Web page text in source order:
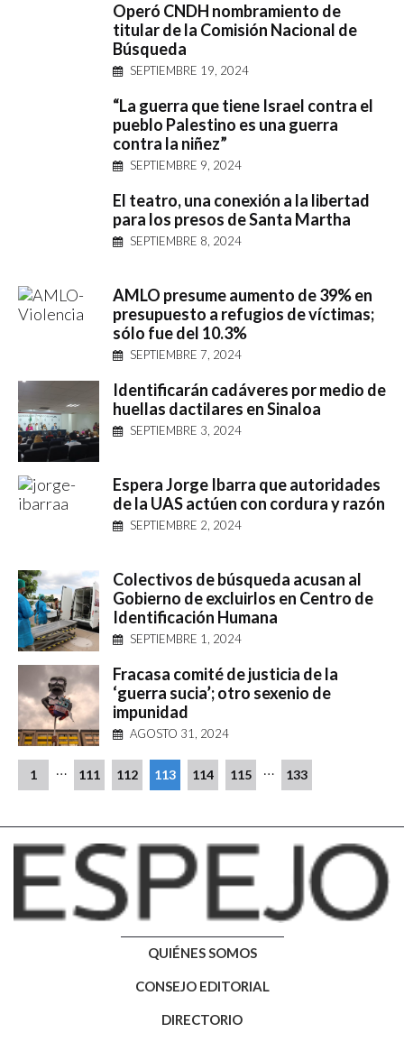
Operó CNDH nombramiento de
titular de la Comisión Nacional de
Búsqueda
SEPTIEMBRE 19, 2024
“La guerra que tiene Israel contra el
pueblo Palestino es una guerra
contra la niñez”
SEPTIEMBRE 9, 2024
El teatro, una conexión a la libertad
para los presos de Santa Martha
SEPTIEMBRE 8, 2024
AMLO presume aumento de 39% en
presupuesto a refugios de víctimas;
sólo fue del 10.3%
SEPTIEMBRE 7, 2024
Identificarán cadáveres por medio de
huellas dactilares en Sinaloa
SEPTIEMBRE 3, 2024
Espera Jorge Ibarra que autoridades
de la UAS actúen con cordura y razón
SEPTIEMBRE 2, 2024
Colectivos de búsqueda acusan al
Gobierno de excluirlos en Centro de
Identificación Humana
SEPTIEMBRE 1, 2024
Fracasa comité de justicia de la
‘guerra sucia’; otro sexenio de
impunidad
AGOSTO 31, 2024
1 … 111 112 113 114 115 … 133
QUIÉNES SOMOS
CONSEJO EDITORIAL
DIRECTORIO